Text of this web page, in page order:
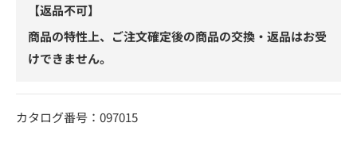
【返品不可】
商品の特性上、ご注文確定後の商品の交換・返品はお受
けできません。
カタログ番号：097015